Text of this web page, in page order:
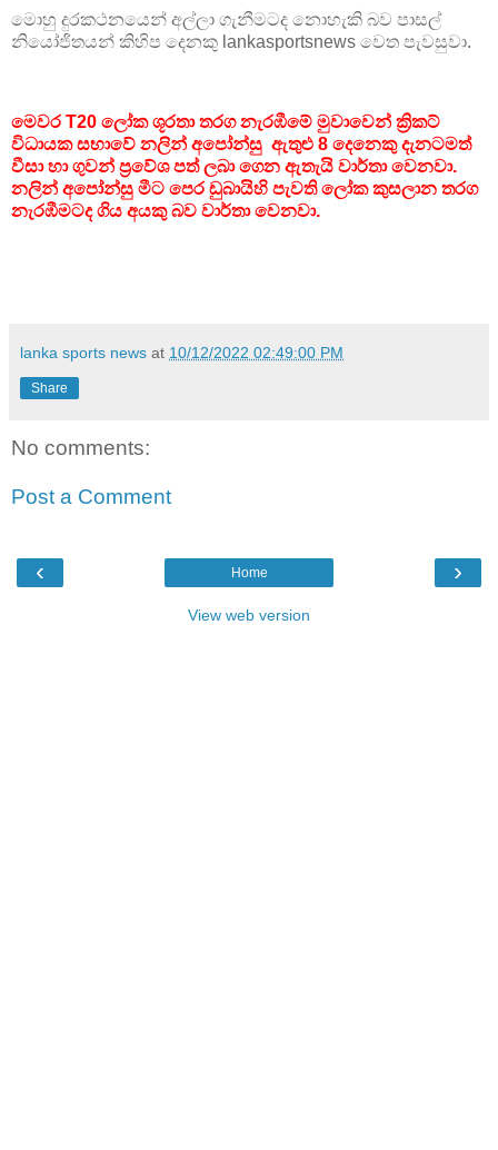
මොහු දුරකථනයෙන් අල්ලා ගැනීමටද නොහැකි බව පාසල්
නියෝජිතයන් කිහිප දෙනකු lankasportsnews වෙත පැවසුවා.
මෙවර T20 ලෝක ශූරතා තරග නැරඹීමේ මුවාවෙන් ක්‍රිකට්
විධායක සභාවේ නලින් අපෝන්සු ඇතුළු 8 දෙනෙකු දැනටමත්
වීසා හා ගුවන් ප්‍රවේශ පත් ලබා ගෙන ඇතැයි වාර්තා වෙනවා.
නලින් අපෝන්සු මීට පෙර ඩුබායිහි පැවති ලෝක කුසලාන තරග
නැරඹීමටද ගිය අයකු බව වාර්තා වෙනවා.
lanka sports news at 10/12/2022 02:49:00 PM
Share
No comments:
Post a Comment
‹ ›
Home
View web version